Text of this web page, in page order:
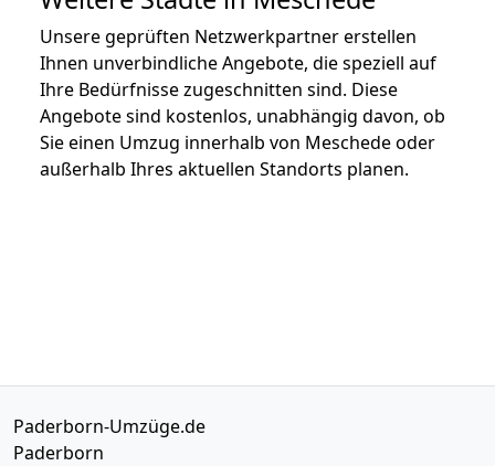
Unsere geprüften Netzwerkpartner erstellen
Ihnen unverbindliche Angebote, die speziell auf
Ihre Bedürfnisse zugeschnitten sind. Diese
Angebote sind kostenlos, unabhängig davon, ob
Sie einen Umzug innerhalb von Meschede oder
außerhalb Ihres aktuellen Standorts planen.
Paderborn-Umzüge.de
Paderborn